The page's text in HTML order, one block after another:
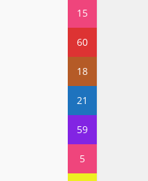
15
60
18
21
59
5